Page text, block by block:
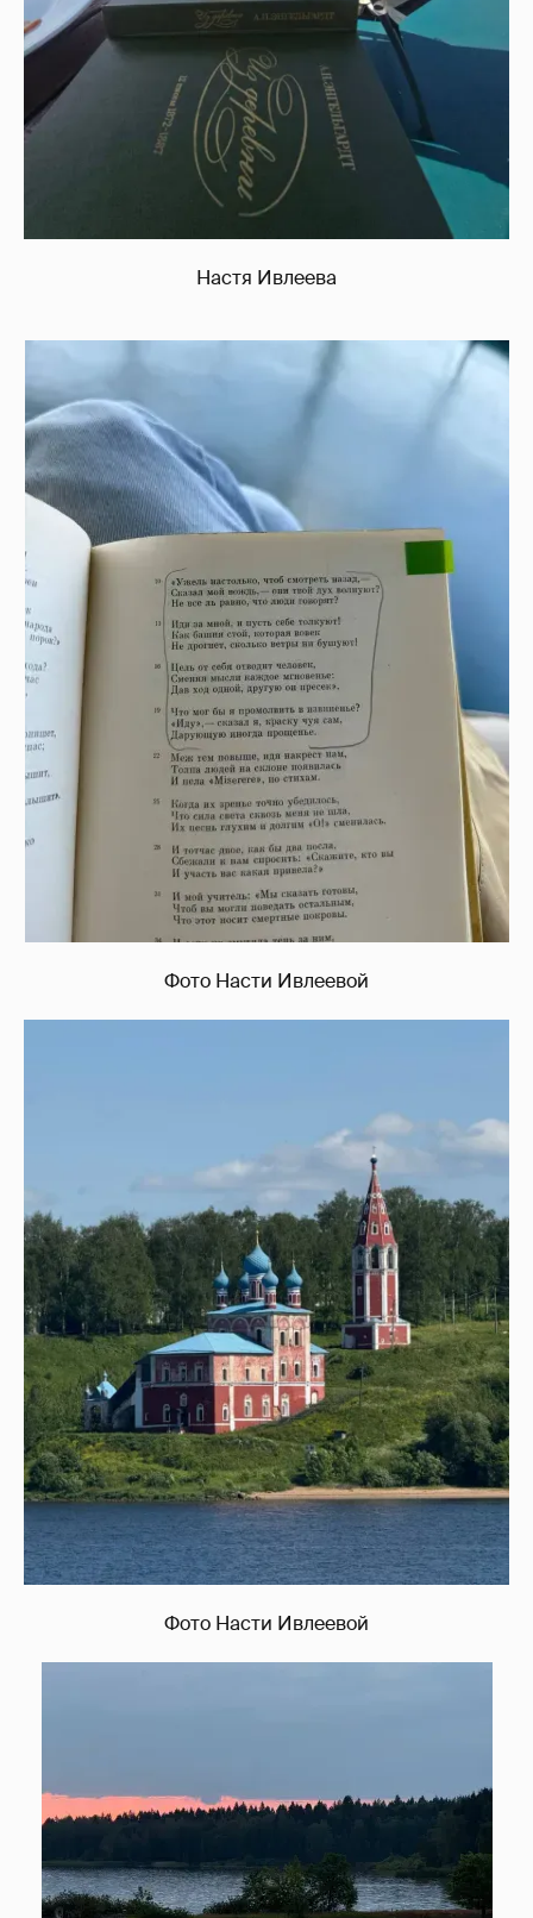
Настя Ивлеева
Фото Насти Ивлеевой
Фото Насти Ивлеевой